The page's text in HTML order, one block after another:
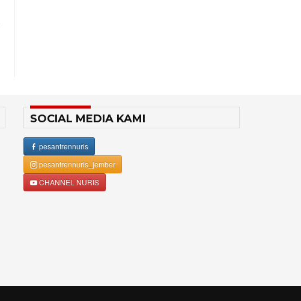
SOCIAL MEDIA KAMI
pesantrennuris
pesantrennuris_jember
CHANNEL NURIS